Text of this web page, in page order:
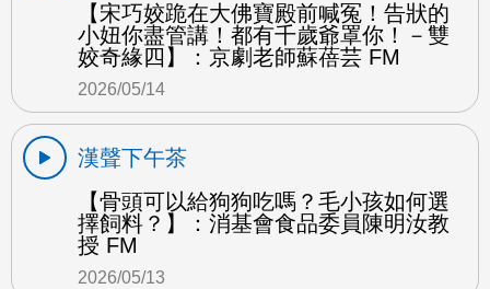
【宋巧姣跪在大佛寶殿前喊冤！告狀的
小妞你盡管講！都有千歲爺罩你！－雙
姣奇緣四】：京劇老師蘇蓓芸 FM
2026/05/14
漢聲下午茶
【骨頭可以給狗狗吃嗎？毛小孩如何選
擇飼料？】：消基會食品委員陳明汝教
授 FM
2026/05/13